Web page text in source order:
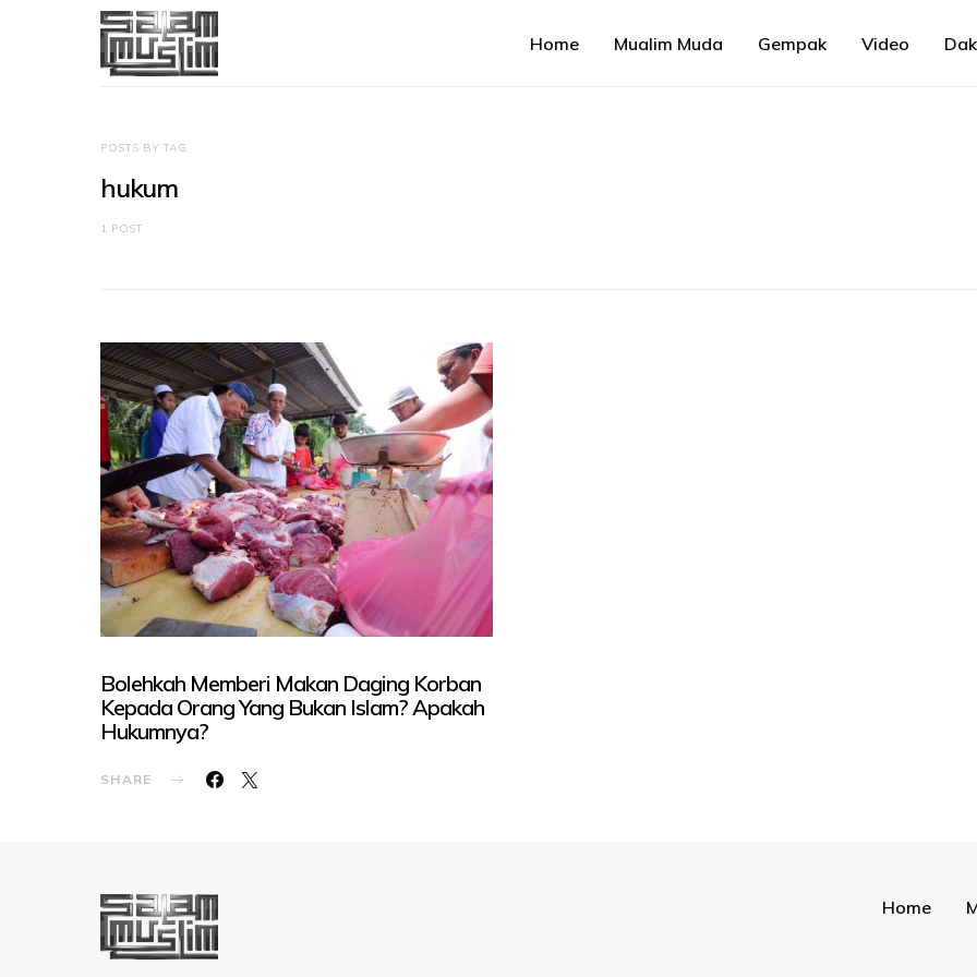
Home Mualim Muda Gempak Video
POSTS BY TAG
hukum
1 POST
Bolehkah Memberi Makan Daging Korban
Kepada Orang Yang Bukan Islam? Apakah
Hukumnya?
SHARE
Home